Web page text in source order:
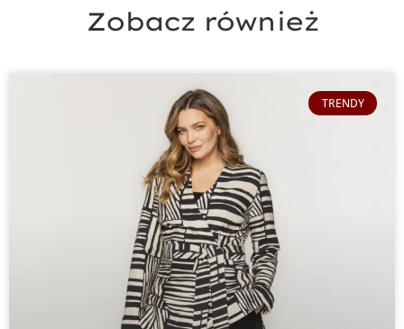
Zobacz również
TRENDY